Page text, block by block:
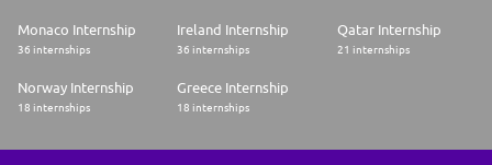
Monaco Internship
36 internships
Ireland Internship
36 internships
Qatar Internship
21 internships
Norway Internship
18 internships
Greece Internship
18 internships